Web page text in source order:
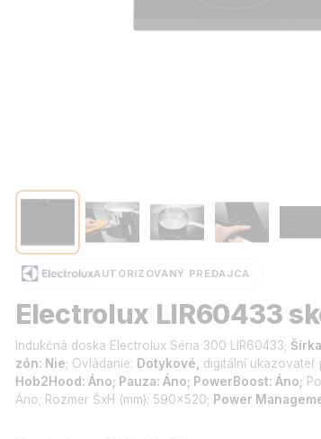
AUTORIZOVANÝ PREDAJCA
Electrolux LIR60433
Indukčná doska Electrolux Séria 300 LIR60433;
zón: Nie; Ovládanie: Dotykové,
digitální ukazovateľ
Hob2Hood: Áno; Pauza: Áno; PowerBoost: Áno;
Áno; Rozmer ŠxH (mm): 590x520; Power